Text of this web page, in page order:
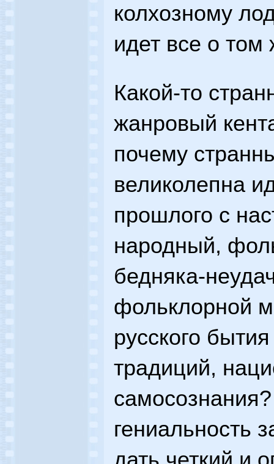
колхозному
идет все о
Какой-то
жанровый
почему
великолепна
прошлого с
народный,
бедняка-
фольклорной
русского
традиций,
гениальность